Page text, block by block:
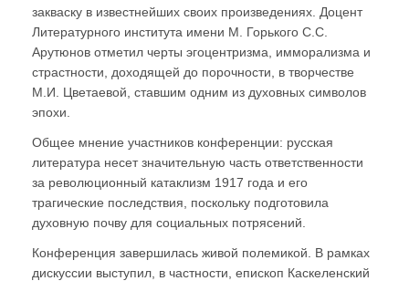
закваску в известнейших своих произведениях. Доцент
Литературного института имени М. Горького С.С.
Арутюнов отметил черты эгоцентризма, имморализма и
страстности, доходящей до порочности, в творчестве
М.И. Цветаевой, ставшим одним из духовных символов
эпохи.
Общее мнение участников конференции: русская
литература несет значительную часть ответственности
за революционный катаклизм 1917 года и его
трагические последствия, поскольку подготовила
духовную почву для социальных потрясений.
Конференция завершилась живой полемикой. В рамках
дискуссии выступил, в частности, епископ Каскеленский